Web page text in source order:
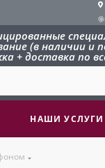
(в наличии и
+ доставка по
НАШИ УСЛУГИ